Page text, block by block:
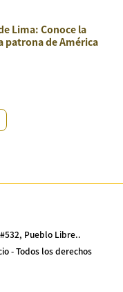
Lima: Conoce la
patrona de América
Pueblo Libre..
- Todos los derechos